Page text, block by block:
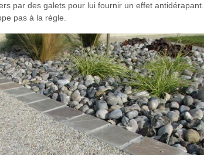
par des galets pour lui fournir un effet
pas à la règle.